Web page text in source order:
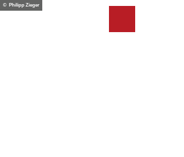
Z© Philipp Zieger